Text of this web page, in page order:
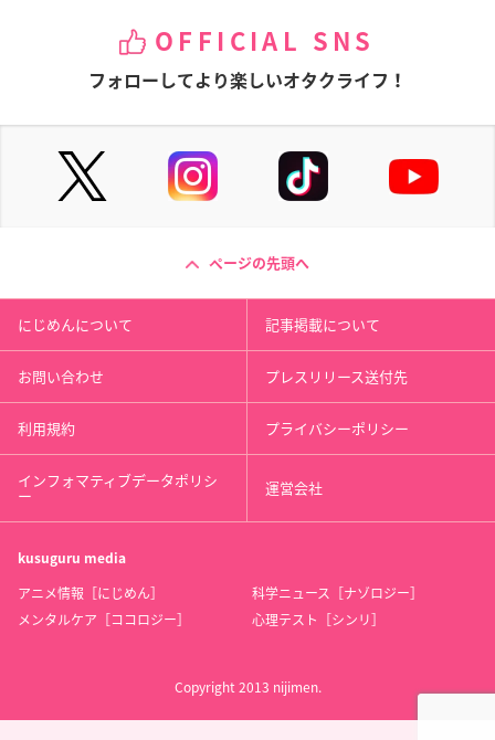
OFFICIAL SNS
フォローしてより楽しいオタクライフ！
ページの先頭へ
にじめんについて 記事掲載について
お問い合わせ プレスリリース送付先
利用規約 プライバシーポリシー
インフォマティブデータポリシ
ー 運営会社
kusuguru media
アニメ情報［にじめん］
科学ニュース［ナゾロジー］
メンタルケア［ココロジー］
心理テスト［シンリ］
Copyright 2013 nijimen.